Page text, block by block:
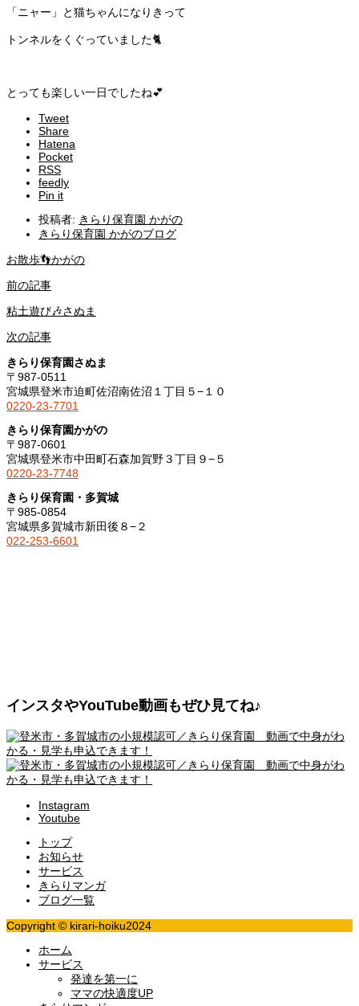
「ニャー」と猫ちゃんになりきって
トンネルをくぐっていました🐈
とっても楽しい一日でしたね💕
Tweet
Share
Hatena
Pocket
RSS
feedly
Pin it
投稿者: きらり保育園 かがの
きらり保育園 かがのブログ
お散歩👣かがの
前の記事
粘土遊び🎶さぬま
次の記事
きらり保育園さぬま
〒987-0511
宮城県登米市迫町佐沼南佐沼１丁目５−１０
0220-23-7701
きらり保育園かがの
〒987-0601
宮城県登米市中田町石森加賀野３丁目９−５
0220-23-7748
きらり保育園・多賀城
〒985-0854
宮城県多賀城市新田後８−２
022-253-6601
インスタやYouTube動画もぜひ見てね♪
Instagram
Youtube
トップ
お知らせ
サービス
きらりマンガ
ブログ一覧
Copyright © kirari-hoiku2024
ホーム
サービス
発達を第一に
ママの快適度UP